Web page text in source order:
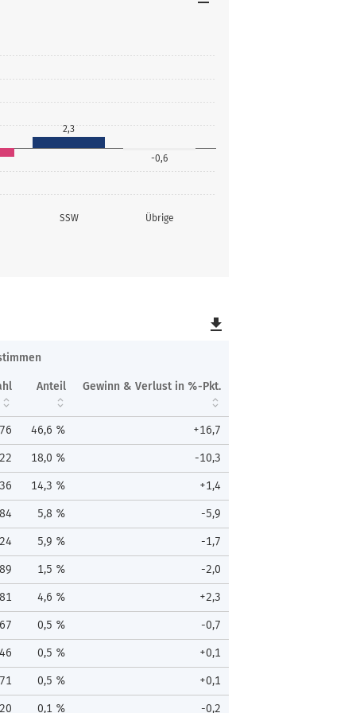
SSW Übrige
2,3
-0,6
file_download
Anteil Gewinn & Verlust in %-Pkt.
46,6 % +16,7
18,0 % -10,3
14,3 % +1,4
5,8 % -5,9
5,9 % -1,7
1,5 % -2,0
4,6 % +2,3
0,5 % -0,7
0,5 % +0,1
0,5 % +0,1
20 0,1 % -0,2